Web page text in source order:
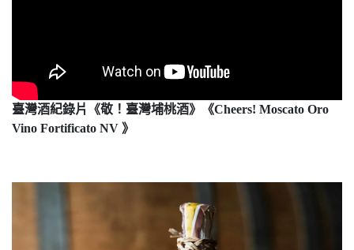
臺灣酒紀錄片《敬！臺灣埔桃酒》《Cheers! Moscato Oro
Vino Fortificato NV 》